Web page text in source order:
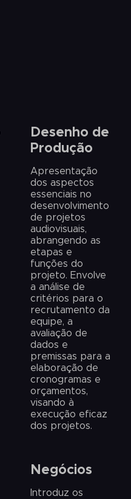
Desenho de
Produção
Apresentação
dos aspectos
essenciais no
desenvolvimento
de projetos
audiovisuais,
abrangendo as
etapas e
funções do
projeto. Envolve
a análise de
critérios para o
recrutamento da
equipe, a
avaliação de
dados e
premissas para a
elaboração de
cronogramas e
orçamentos,
visando à
execução eficaz
dos projetos.
Negócios
Introduz os